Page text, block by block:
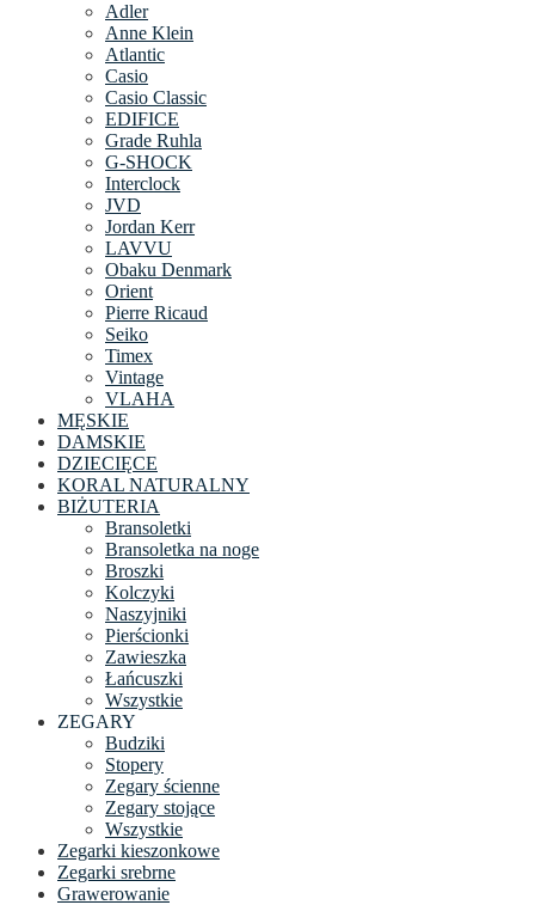
Adler
Anne Klein
Atlantic
Casio
Casio Classic
EDIFICE
Grade Ruhla
G-SHOCK
Interclock
JVD
Jordan Kerr
LAVVU
Obaku Denmark
Orient
Pierre Ricaud
Seiko
Timex
Vintage
VLAHA
MĘSKIE
DAMSKIE
DZIECIĘCE
KORAL NATURALNY
BIŻUTERIA
Bransoletki
Bransoletka na noge
Broszki
Kolczyki
Naszyjniki
Pierścionki
Zawieszka
Łańcuszki
Wszystkie
ZEGARY
Budziki
Stopery
Zegary ścienne
Zegary stojące
Wszystkie
Zegarki kieszonkowe
Zegarki srebrne
Grawerowanie